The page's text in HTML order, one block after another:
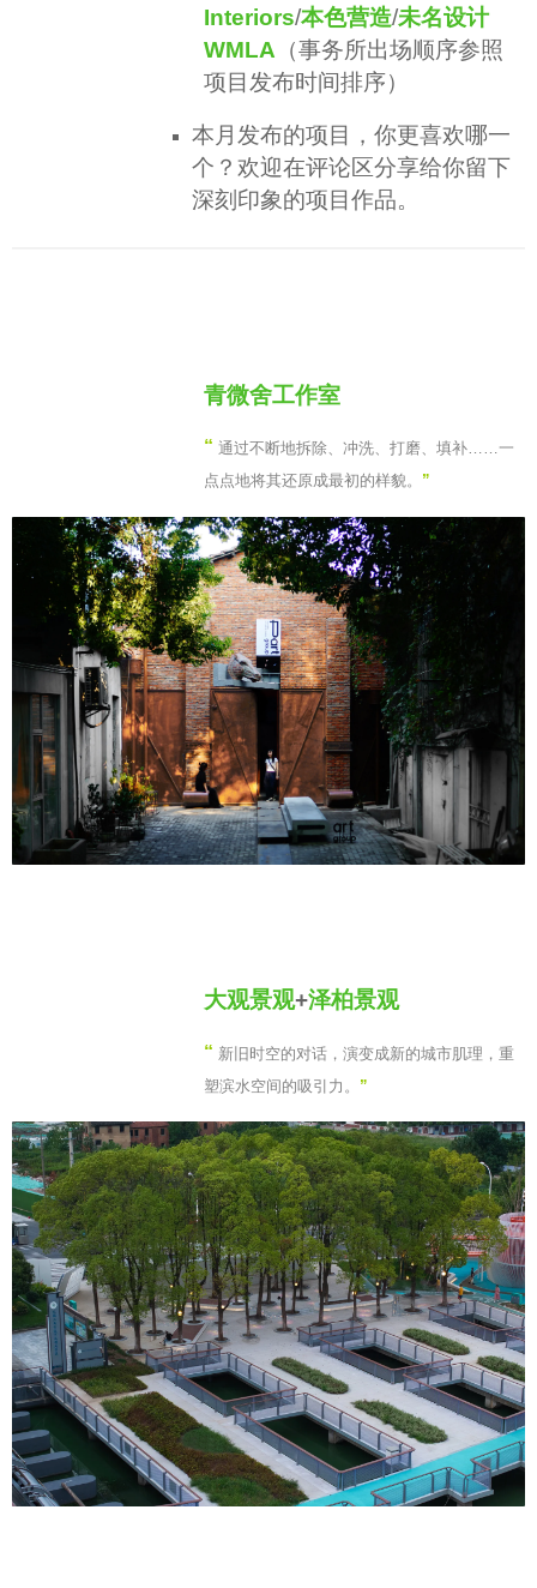
Interiors/本色营造/未名设计
WMLA （事务所出场顺序参照
项目发布时间排序）
本月发布的项目，你更喜欢哪一
个？欢迎在评论区分享给你留下
深刻印象的项目作品。
青微舍工作室
“ 通过不断地拆除、冲洗、打磨、填补……一
点点地将其还原成最初的样貌。 ”
大观景观+泽柏景观
“ 新旧时空的对话，演变成新的城市肌理，重
塑滨水空间的吸引力。 ”